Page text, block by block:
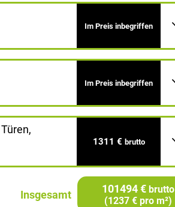
Im Preis inbegriffen
Im Preis inbegriffen
1311 € brutto
Insgesamt 101494 € brutto
(1237 € pro m²)